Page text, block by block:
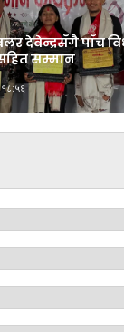
देवेन्द्रसँगै पाँच
सम्मान
१८:५६